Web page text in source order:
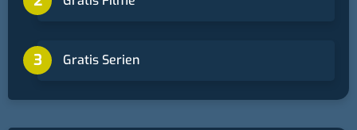
Gratis Serien